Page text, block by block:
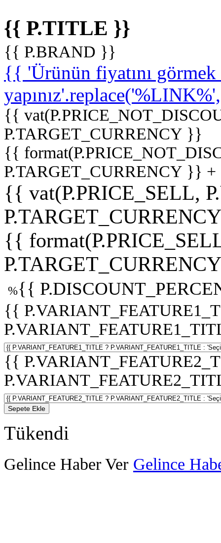
{{ P.TITLE }}
{{ P.BRAND }}
{{ 'Ürünün fiyatını
{{
P.TARGET_CURRENCY }}
{{
P.TARGET_CURRENCY }}
{{ vat(P.PRICE_SELL,
{{
%{{
{{
{{
Sepete Ekle
Tükendi
Gelince Haber Ver Gelince